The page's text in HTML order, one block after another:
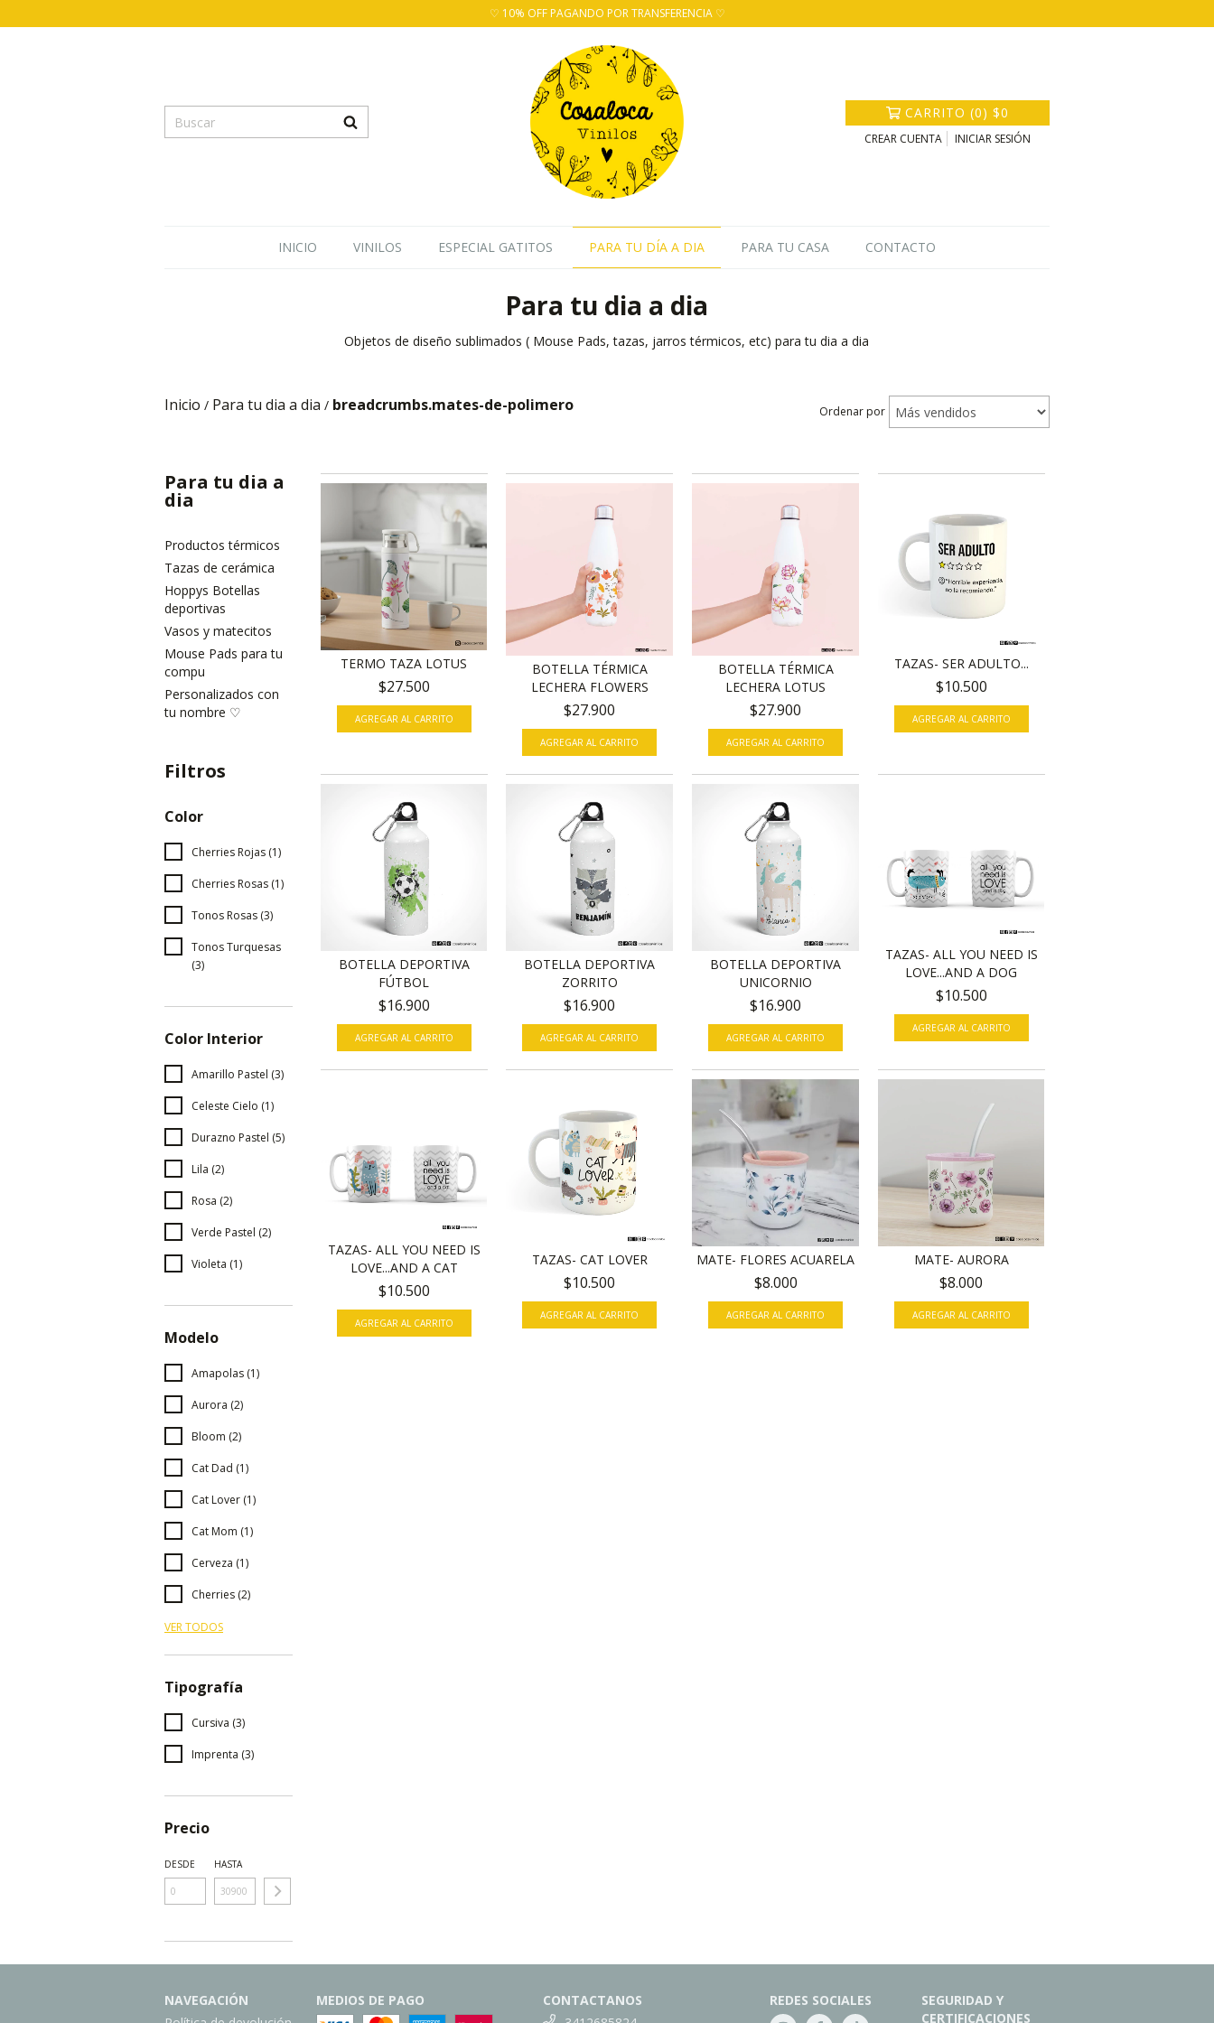
♡ 10% OFF PAGANDO POR TRANSFERENCIA ♡
CARRITO (0) $0
CREAR CUENTA INICIAR SESIÓN
INICIO VINILOS ESPECIAL GATITOS PARA TU DÍA A DIA PARA TU CASA CONTACTO
Para tu dia a dia
Objetos de diseño sublimados ( Mouse Pads, tazas, jarros térmicos, etc) para tu dia a dia
Inicio / Para tu dia a dia / breadcrumbs.mates-de-polimero Ordenar por
Para tu dia a
dia
Productos térmicos
Tazas de cerámica
Hoppys Botellas
deportivas
Vasos y matecitos
Mouse Pads para tu
compu
Personalizados con
tu nombre ♡
Filtros
Color
Cherries Rojas (1)
Cherries Rosas (1)
Tonos Rosas (3)
Tonos Turquesas
(3)
Color Interior
Amarillo Pastel (3)
Celeste Cielo (1)
Durazno Pastel (5)
Lila (2)
Rosa (2)
Verde Pastel (2)
Violeta (1)
Modelo
Amapolas (1)
Aurora (2)
Bloom (2)
Cat Dad (1)
Cat Lover (1)
Cat Mom (1)
Cerveza (1)
Cherries (2)
VER TODOS
Tipografía
Cursiva (3)
Imprenta (3)
Precio
DESDE HASTA
TERMO TAZA LOTUS
$27.500
BOTELLA TÉRMICA
LECHERA FLOWERS
$27.900
AGREGAR AL CARRITO
BOTELLA TÉRMICA
LECHERA LOTUS
$27.900
AGREGAR AL CARRITO
TAZAS- SER ADULTO...
$10.500
BOTELLA DEPORTIVA
FÚTBOL
$16.900
BOTELLA DEPORTIVA
ZORRITO
$16.900
BOTELLA DEPORTIVA
UNICORNIO
$16.900
AGREGAR AL CARRITO
TAZAS- ALL YOU NEED IS
LOVE...AND A DOG
$10.500
TAZAS- ALL YOU NEED IS
LOVE...AND A CAT
$10.500
TAZAS- CAT LOVER
$10.500
AGREGAR AL CARRITO
MATE- FLORES ACUARELA
$8.000
MATE- AURORA
$8.000
AGREGAR AL CARRITO
NAVEGACIÓN
MEDIOS DE PAGO
CONTACTANOS
REDES SOCIALES
SEGURIDAD Y
CERTIFICACIONES